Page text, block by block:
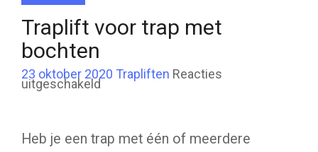
Traplift voor trap met
bochten
23 oktober 2020 Trapliften Reacties
uitgeschakeldvoor
bochten
Heb je een trap met één of meerdere